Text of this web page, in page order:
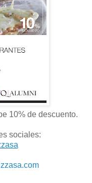
10% de descuento.
sociales: